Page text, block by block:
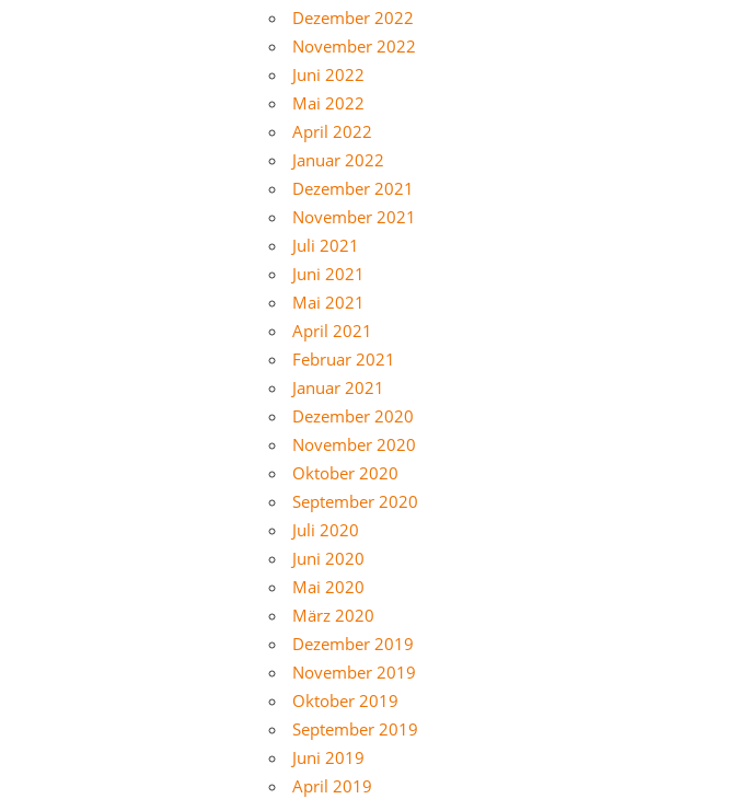
Dezember 2022
November 2022
Juni 2022
Mai 2022
April 2022
Januar 2022
Dezember 2021
November 2021
Juli 2021
Juni 2021
Mai 2021
April 2021
Februar 2021
Januar 2021
Dezember 2020
November 2020
Oktober 2020
September 2020
Juli 2020
Juni 2020
Mai 2020
März 2020
Dezember 2019
November 2019
Oktober 2019
September 2019
Juni 2019
April 2019